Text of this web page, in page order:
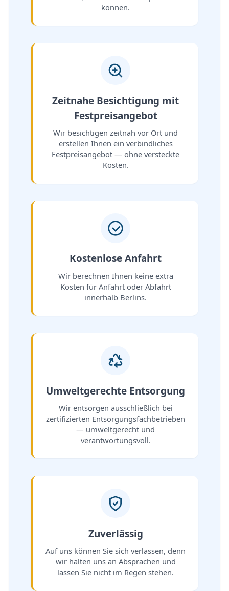
können.
Zeitnahe Besichtigung mit
Festpreisangebot
Wir besichtigen zeitnah vor Ort und
erstellen Ihnen ein verbindliches
Festpreisangebot — ohne versteckte
Kosten.
Kostenlose Anfahrt
Wir berechnen Ihnen keine extra
Kosten für Anfahrt oder Abfahrt
innerhalb Berlins.
Umweltgerechte Entsorgung
Wir entsorgen ausschließlich bei
zertifizierten Entsorgungsfachbetrieben
— umweltgerecht und
verantwortungsvoll.
Zuverlässig
Auf uns können Sie sich verlassen, denn
wir halten uns an Absprachen und
lassen Sie nicht im Regen stehen.